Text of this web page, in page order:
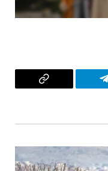
تيلقرام
Copy